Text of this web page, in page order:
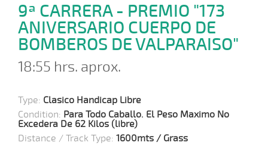
9ª CARRERA - PREMIO "173
ANIVERSARIO CUERPO DE
BOMBEROS DE VALPARAISO"
18:55 hrs. aprox.
Type: Clasico Handicap Libre
Condition: Para Todo Caballo. El Peso Maximo No
Excedera De 62 Kilos (libre)
Distance / Track Type: 1600mts / Grass